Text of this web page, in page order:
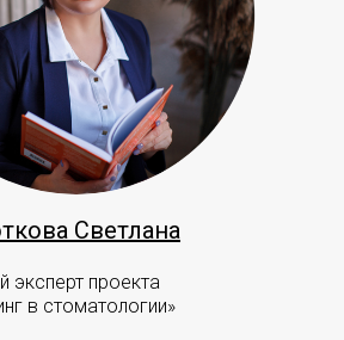
Светлана
эксперт проекта
в стоматологии»